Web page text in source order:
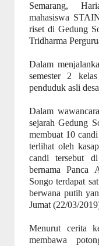
Semarang,
mahasiswa
riset di Gedung
Tridharma
Dalam
semester 2
penduduk asli
Dalam
sejarah Gedung
membuat 10
terlihat oleh
candi tersebut
bernama Panca
Songo terdapat
berwana putih
Jumat (22/03/
Menurut cerita
membawa